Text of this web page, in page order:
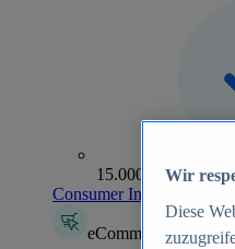
15.000+ Marken
Consumer Insights
eCommerce Insights
Wir
Diese